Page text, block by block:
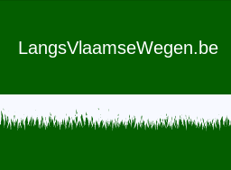
LangsVlaamseWegen.be